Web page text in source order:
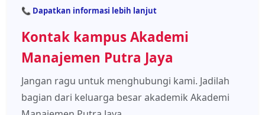
📞 Dapatkan informasi lebih lanjut
Kontak kampus Akademi
Manajemen Putra Jaya
Jangan ragu untuk menghubungi kami. Jadilah
bagian dari keluarga besar akademik Akademi